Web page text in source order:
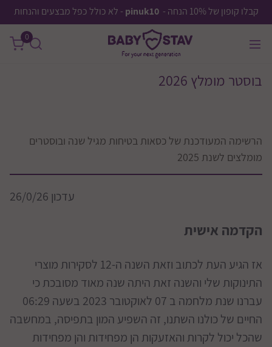
קבלו קופון של 10% הנחה - pinuk10 - לא כולל כפל מבצעים והנחות
0
בוסטר מומלץ 2026
הרשימה המעודכנת של כסאות בטיחות מגיל שנה ובוסטרים
מומלצים לשנת 2025
עדכון 26/0/26
הקדמה אישית
אז הגיע העת לכתוב וזאת השנה ה-12 לסקירות מוצרי
התינוקות שלי והשנה זאת היתה שנה מאוד מסובכת כי
עברנו שנת מלחמה ב 07 לאוקטובר 2023 בשעה 06:29
החיים של כולנו השתנו, זה השפיע המון בתפיסה, במחשבה
שהכל יכול לקרות והאזעקות הן מפחידות והן מפחידות